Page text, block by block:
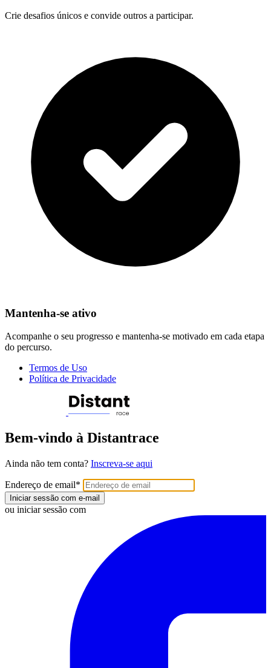
Crie desafios únicos e convide outros a participar.
Mantenha-se ativo
Acompanhe o seu progresso e mantenha-se motivado em cada etapa
do percurso.
Termos de Uso
Política de Privacidade
Bem-vindo à Distantrace
Ainda não tem conta? Inscreva-se aqui
Endereço de email*
Iniciar sessão com e-mail
ou iniciar sessão com